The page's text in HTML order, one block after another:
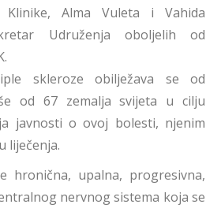
Klinike, Alma Vuleta i Vahida
Udruženja oboljelih od
skleroze obilježava se od
od 67 zemalja svijeta u cilju
javnosti o ovoj bolesti, njenim
liječenja.
hronična, upalna, progresivna,
nervnog sistema koja se